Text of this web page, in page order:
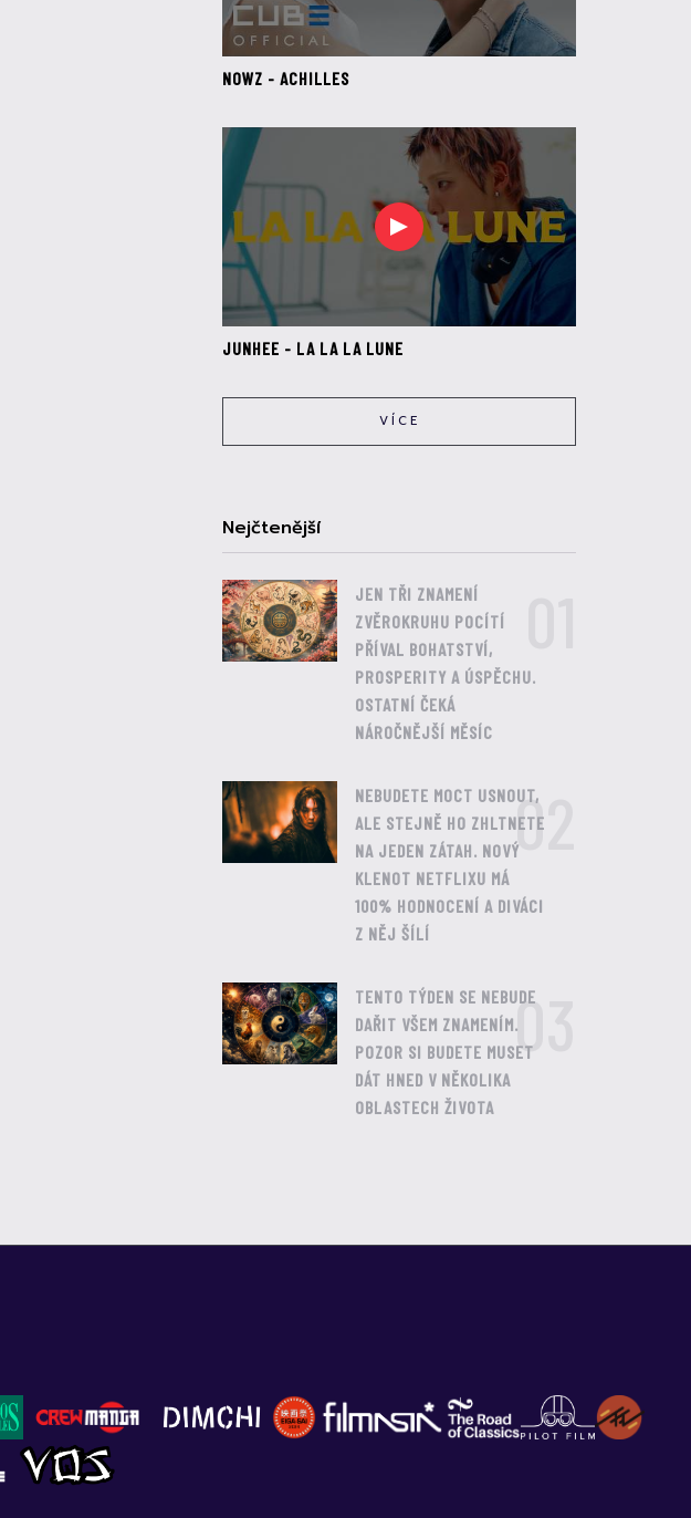
NOWZ - ACHILLES
JUNHEE - LA LA LA LUNE
VÍCE
Nejčtenější
JEN TŘI ZNAMENÍ
ZVĚROKRUHU POCÍTÍ
PŘÍVAL BOHATSTVÍ,
PROSPERITY A ÚSPĚCHU.
OSTATNÍ ČEKÁ
NÁROČNĚJŠÍ MĚSÍC
NEBUDETE MOCT USNOUT,
ALE STEJNĚ HO ZHLTNETE
NA JEDEN ZÁTAH. NOVÝ
KLENOT NETFLIXU MÁ
100% HODNOCENÍ A DIVÁCI
Z NĚJ ŠÍLÍ
02
TENTO TÝDEN SE NEBUDE
DAŘIT VŠEM ZNAMENÍM.
POZOR SI BUDETE MUSET
DÁT HNED V NĚKOLIKA
OBLASTECH ŽIVOTA
03